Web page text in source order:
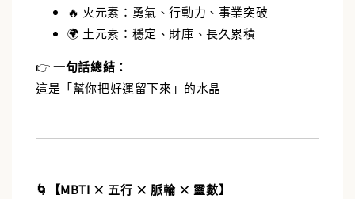
🔥 火元素：勇氣、行動力、事業突破
🌍 土元素：穩定、財庫、長久累積
👉一句話總結：
這是「幫你把好運留下來」的水晶
🌀【MBTI × 五行 × 脈輪 × 靈數】